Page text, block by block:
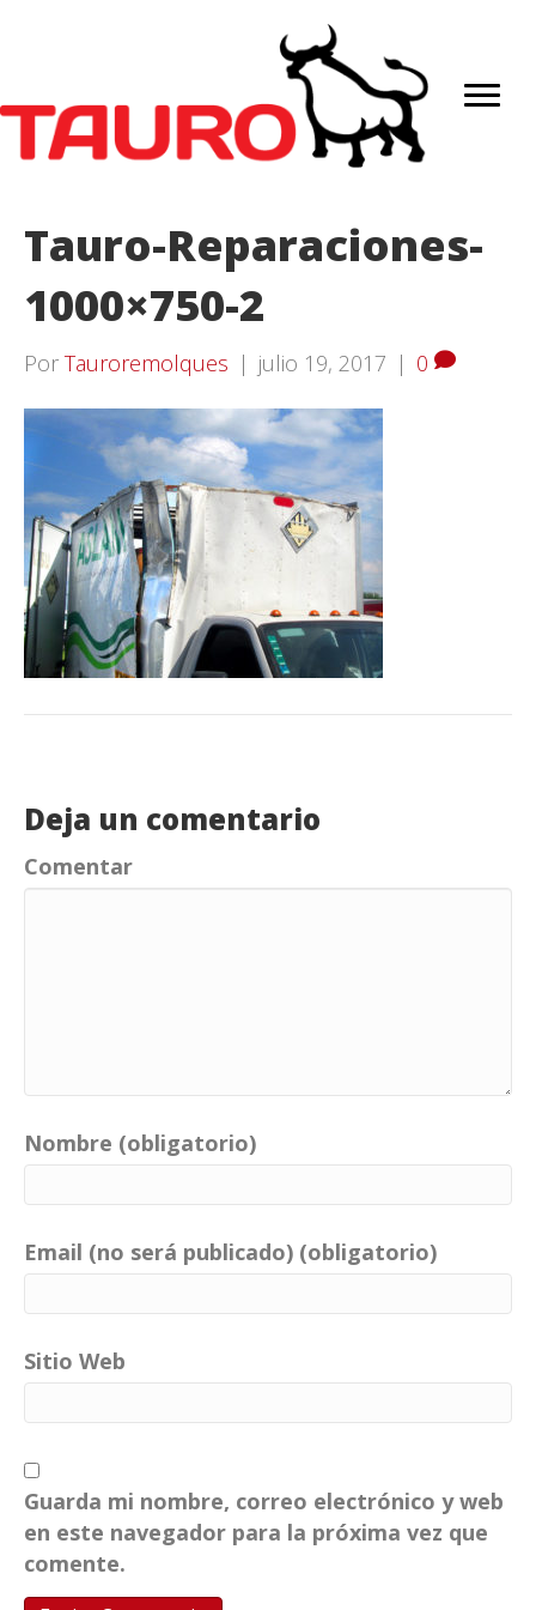
Tauro-Reparaciones-
1000×750-2
Por Tauroremolques | julio 19, 2017 | 0
Deja un comentario
Comentar
Nombre (obligatorio)
Email (no será publicado) (obligatorio)
Sitio Web
Guarda mi nombre, correo electrónico y web
en este navegador para la próxima vez que
comente.